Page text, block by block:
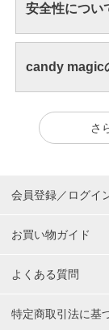
安全性につい
candy magic
さ
会員登録／ログイ
お買い物ガイド
よくある質問
特定商取引法に基